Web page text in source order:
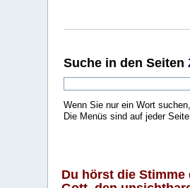
Suche in den Seiten
Wenn Sie nur ein Wort
Die Menüs sind auf jeder
Du hörst die